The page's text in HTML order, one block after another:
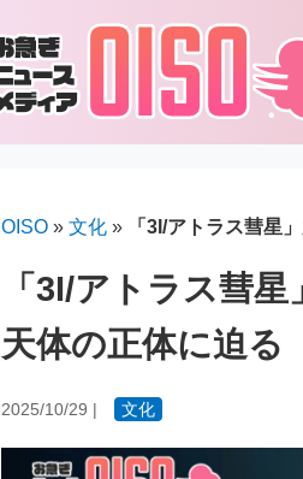
OISO » 文化 » 「3I/アトラス彗星
「3I/アトラス彗
天体の正体に迫る
2025/10/29 | 文化